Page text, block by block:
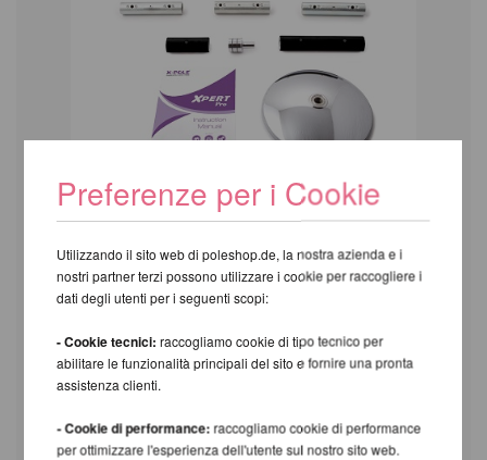
Preferenze per i Cookie
Utilizzando il sito web di poleshop.de, la nostra azienda e i
nostri partner terzi possono utilizzare i cookie per raccogliere i
dati degli utenti per i seguenti scopi:
- Cookie tecnici: raccogliamo cookie di tipo tecnico per
abilitare le funzionalità principali del sito e fornire una pronta
assistenza clienti.
- Cookie di performance: raccogliamo cookie di performance
per ottimizzare l'esperienza dell'utente sul nostro sito web.